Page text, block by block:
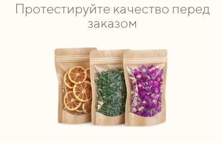
Протестируйте качество перед
заказом